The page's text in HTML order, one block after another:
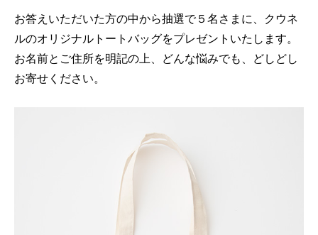
お答えいただいた方の中から抽選で５名さまに、クウネ
ルのオリジナルトートバッグをプレゼントいたします。
お名前とご住所を明記の上、どんな悩みでも、どしどし
お寄せください。